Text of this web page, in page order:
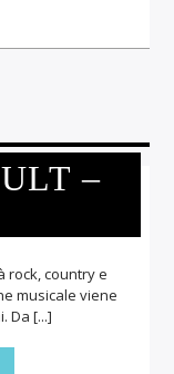
–
rock, country e
proposta senza presentazioni. Da [...]